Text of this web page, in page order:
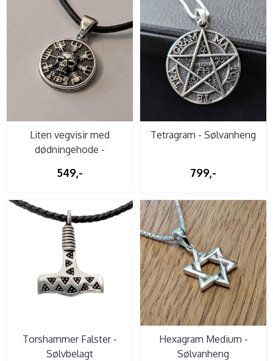
Liten vegvisir med
dødningehode -
549,-
Tetragram - Sølvanheng
799,-
Torshammer Falster -
Sølvbelagt
Hexagram Medium -
Sølvanheng